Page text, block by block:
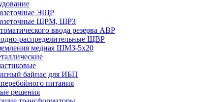
ЭЩР
ЩРМ, ЩРЗ
ввода резерва АВР
распределительные ЩВР
медная ШМЗ-5х20
байпас для ИБП
питания
решения